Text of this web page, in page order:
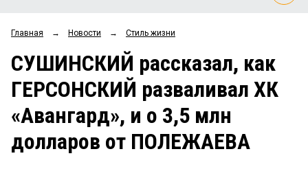
ОБЩЕСТВО
ЗАКОН
НОВОСТИ КОМПАНИЙ
Рейтинги
Блоги
Архив
Главная → Новости → Стиль жизни
СУШИНСКИЙ рассказал, как
ГЕРСОНСКИЙ разваливал ХК
«Авангард», и о 3,5 млн
долларов от ПОЛЕЖАЕВА